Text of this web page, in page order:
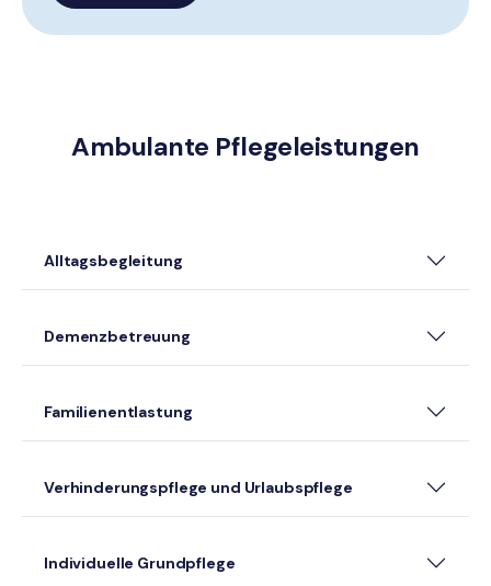
Ambulante Pflegeleistungen
Alltagsbegleitung
Demenzbetreuung
Familienentlastung
Verhinderungspflege und Urlaubspflege
Individuelle Grundpflege